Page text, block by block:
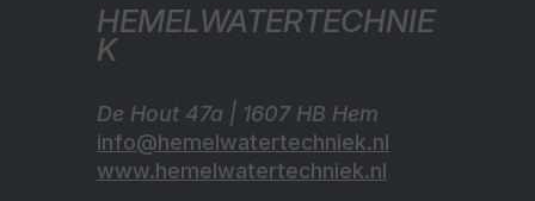
HEMELWATERTECHNIE
K
De Hout 47a | 1607 HB Hem
info@hemelwatertechniek.nl
www.hemelwatertechniek.nl